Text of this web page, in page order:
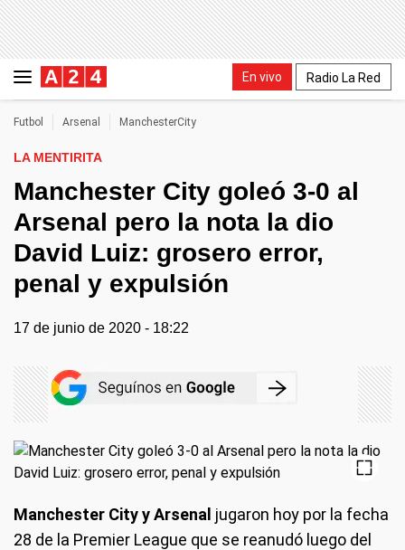
En vivo Radio La Red
Futbol Arsenal ManchesterCity
LA MENTIRITA
Manchester City goleó 3-0 al
Arsenal pero la nota la dio
David Luiz: grosero error,
penal y expulsión
17 de junio de 2020 - 18:22
Manchester City y Arsenal jugaron hoy por la fecha
28 de la Premier League que se reanudó luego del